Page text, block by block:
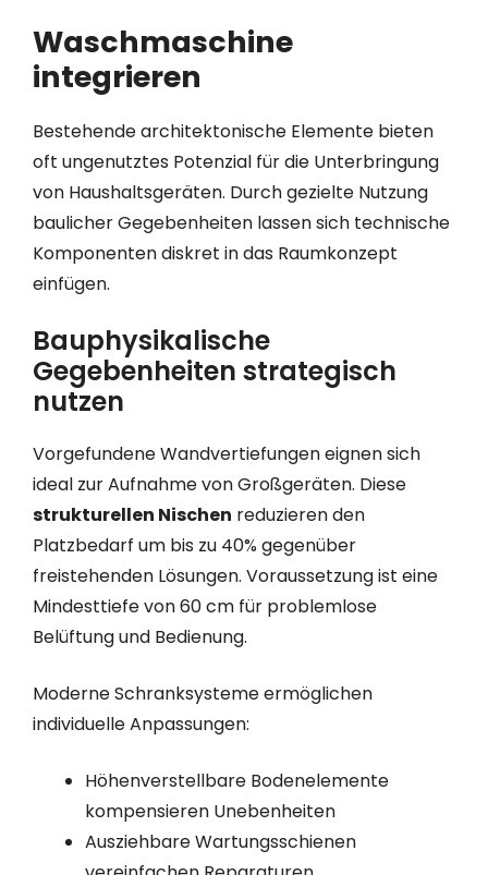
Waschmaschine
integrieren
Bestehende architektonische Elemente bieten
oft ungenutztes Potenzial für die Unterbringung
von Haushaltsgeräten. Durch gezielte Nutzung
baulicher Gegebenheiten lassen sich technische
Komponenten diskret in das Raumkonzept
einfügen.
Bauphysikalische
Gegebenheiten strategisch
nutzen
Vorgefundene Wandvertiefungen eignen sich
ideal zur Aufnahme von Großgeräten. Diese
strukturellen Nischen reduzieren den
Platzbedarf um bis zu 40% gegenüber
freistehenden Lösungen. Voraussetzung ist eine
Mindesttiefe von 60 cm für problemlose
Belüftung und Bedienung.
Moderne Schranksysteme ermöglichen
individuelle Anpassungen:
Höhenverstellbare Bodenelemente
kompensieren Unebenheiten
Ausziehbare Wartungsschienen